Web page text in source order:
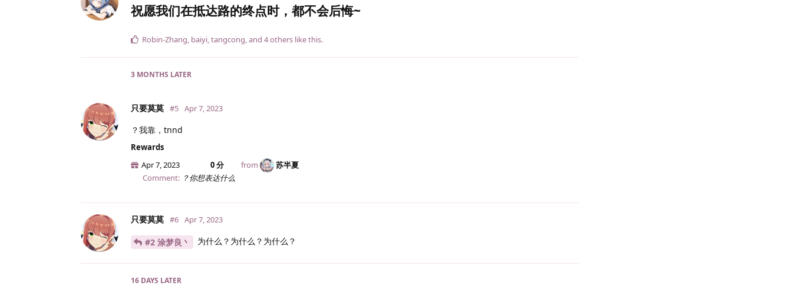
祝愿我们在抵达路的终点时，都不会后悔~
Robin-Zhang, baiyi,tangcong, and 4others like this.
3 MONTHS LATER
只要莫莫 #5 Apr 7, 2023
？我靠，tnnd
Rewards
Apr 7, 2023
0 分 from
苏半夏
Comment: ？你想表达什么
只要莫莫 #6 Apr 7, 2023
#2 涂梦良丶 为什么？为什么？为什么？
16 DAYS LATER